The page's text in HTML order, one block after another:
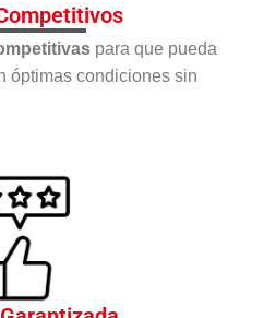
para que pueda
óptimas condiciones sin